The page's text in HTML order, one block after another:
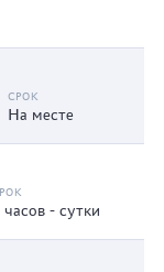
На месте
часов - сутки